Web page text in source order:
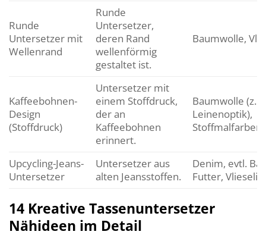
Runde
Untersetzer mit
Wellenrand
Runde
Untersetzer,
deren Rand
wellenförmig
gestaltet ist.
Baumwolle,
Kaffeebohnen-
Design
(Stoffdruck)
Untersetzer mit
einem Stoffdruck,
der an
Kaffeebohnen
erinnert.
Baumwolle (z.B.
Leinenoptik),
Stoffmalfarben
Upcycling-Jeans-
Untersetzer
Untersetzer aus
alten Jeansstoffen.
Denim, evtl.
Futter,
14 Kreative Tassenuntersetzer
Nähideen im Detail